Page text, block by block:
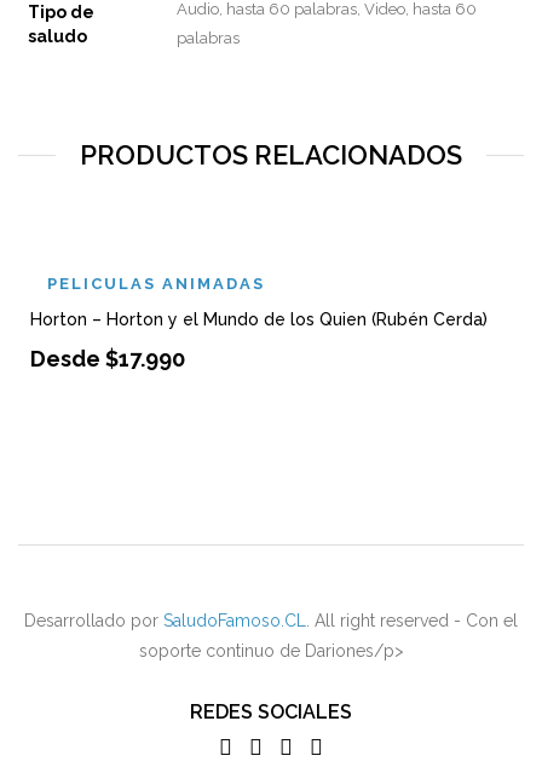
Tipo de
saludo
Audio, hasta 60 palabras, Video, hasta 60
palabras
PRODUCTOS RELACIONADOS
PELICULAS ANIMADAS
Horton – Horton y el Mundo de los Quien (Rubén Cerda)
Desde $17.990
Desarrollado por SaludoFamoso.CL
. All right reserved - Con el
soporte continuo de Dariones/p>
REDES SOCIALES